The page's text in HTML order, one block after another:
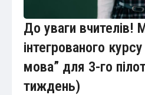
До уваги вчителів!
інтегрованого
мова” для 3-го
тиждень)